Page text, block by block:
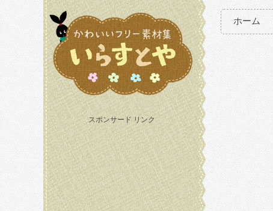
スポンサード リンク
ホーム